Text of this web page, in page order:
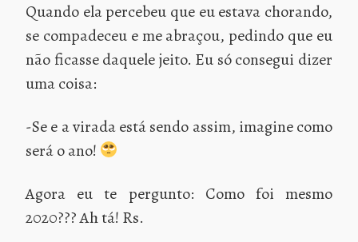
Quando ela percebeu que eu estava chorando,
se compadeceu e me abraçou, pedindo que eu
não ficasse daquele jeito. Eu só consegui dizer
uma coisa:
-Se e a virada está sendo assim, imagine como
será o ano!
Agora eu te pergunto: Como foi mesmo
2020??? Ah tá! Rs.